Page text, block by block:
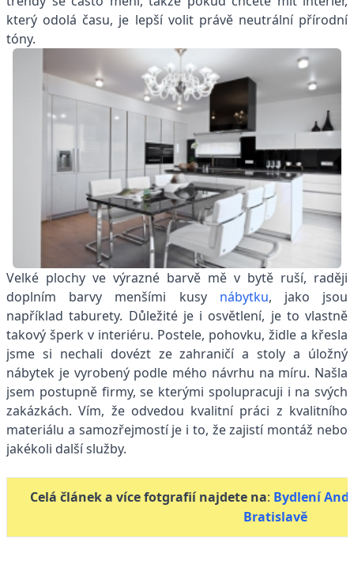
který odolá času, je lepší volit právě neutrální přírodní
tóny.
Velké plochy ve výrazné barvě mě v bytě ruší, raději
doplním barvy menšími kusy nábytku, jako jsou
například taburety. Důležité je i osvětlení, je to vlastně
takový šperk v interiéru. Postele, pohovku, židle a křesla
jsme si nechali dovézt ze zahraničí a stoly a úložný
nábytek je vyrobený podle mého návrhu na míru. Našla
jsem postupně firmy, se kterými spolupracuji i na svých
zakázkách. Vím, že odvedou kvalitní práci z kvalitního
materiálu a samozřejmostí je i to, že zajistí montáž nebo
jakékoli další služby.
Celá článek a více fotgrafií najdete na: Bydlení
Bratislavě